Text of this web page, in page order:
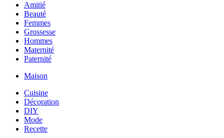
Amitié
Beauté
Femmes
Grossesse
Hommes
Maternité
Paternité
Maison
Cuisine
Décoration
DIY
Mode
Recette